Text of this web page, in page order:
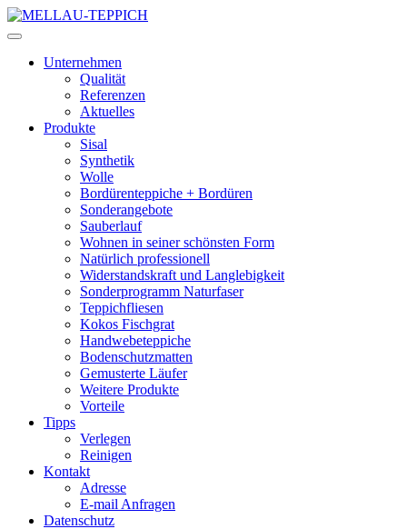
Unternehmen
Qualität
Referenzen
Aktuelles
Produkte
Sisal
Synthetik
Wolle
Bordürenteppiche + Bordüren
Sonderangebote
Sauberlauf
Wohnen in seiner schönsten Form
Natürlich professionell
Widerstandskraft und Langlebigkeit
Sonderprogramm Naturfaser
Teppichfliesen
Kokos Fischgrat
Handwebeteppiche
Bodenschutzmatten
Gemusterte Läufer
Weitere Produkte
Vorteile
Tipps
Verlegen
Reinigen
Kontakt
Adresse
E-mail Anfragen
Datenschutz